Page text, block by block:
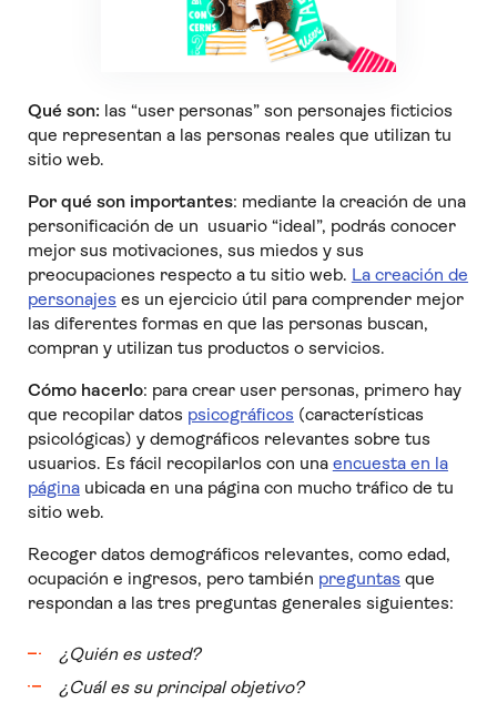
Qué son: las “user personas” son personajes ficticios
que representan a las personas reales que utilizan tu
sitio web.
Por qué son importantes: mediante la creación de una
personificación de un usuario “ideal”, podrás conocer
mejor sus motivaciones, sus miedos y sus
preocupaciones respecto a tu sitio web. La creación de
personajes es un ejercicio útil para comprender mejor
las diferentes formas en que las personas buscan,
compran y utilizan tus productos o servicios.
Cómo hacerlo: para crear user personas, primero hay
que recopilar datos psicográficos (características
psicológicas) y demográficos relevantes sobre tus
usuarios. Es fácil recopilarlos con una encuesta en la
páginaubicada en una página con mucho tráfico de tu
sitio web.
Recoger datos demográficos relevantes, como edad,
ocupación e ingresos, pero también preguntas que
respondan a las tres preguntas generales siguientes:
¿Quién es usted?
¿Cuál es su principal objetivo?